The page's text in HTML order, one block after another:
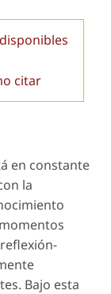
citar
en constante
la
Bajo esta